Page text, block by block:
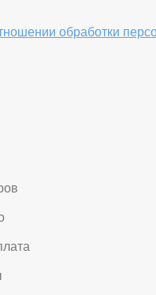
обработки